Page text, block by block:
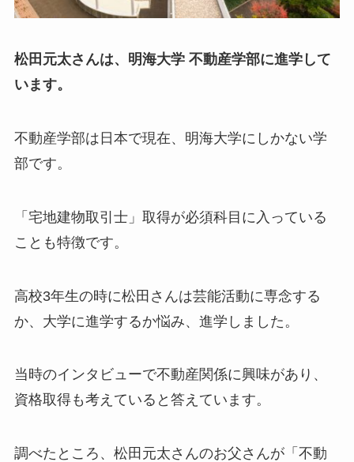
松田元太さんは、明海大学 不動産学部に進学して
います。
不動産学部は日本で現在、明海大学にしかない学
部です。
「宅地建物取引士」取得が必須科目に入っている
ことも特徴です。
高校3年生の時に松田さんは芸能活動に専念する
か、大学に進学するか悩み、進学しました。
当時のインタビューで不動産関係に興味があり、
資格取得も考えていると答えています。
調べたところ、松田元太さんのお父さんが「不動